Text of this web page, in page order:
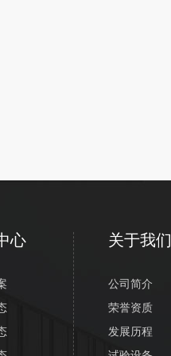
心 关于我们
公司简介
荣誉资质
发展历程